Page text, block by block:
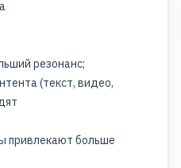
резонанс;
(текст, видео,
привлекают больше